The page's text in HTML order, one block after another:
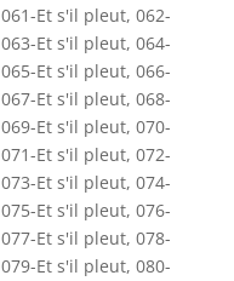
061-Et s'il pleut, 062-
063-Et s'il pleut, 064-
065-Et s'il pleut, 066-
067-Et s'il pleut, 068-
069-Et s'il pleut, 070-
071-Et s'il pleut, 072-
073-Et s'il pleut, 074-
075-Et s'il pleut, 076-
077-Et s'il pleut, 078-
079-Et s'il pleut, 080-